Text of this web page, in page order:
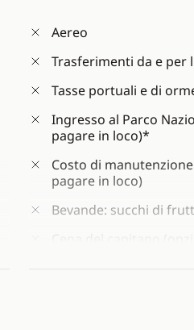
Aereo
Trasferimenti da e per
Tasse portuali e di
Ingresso al Parco
pagare in loco)*
Costo di
pagare in loco)
Bevande: succhi di
/settimana/persona